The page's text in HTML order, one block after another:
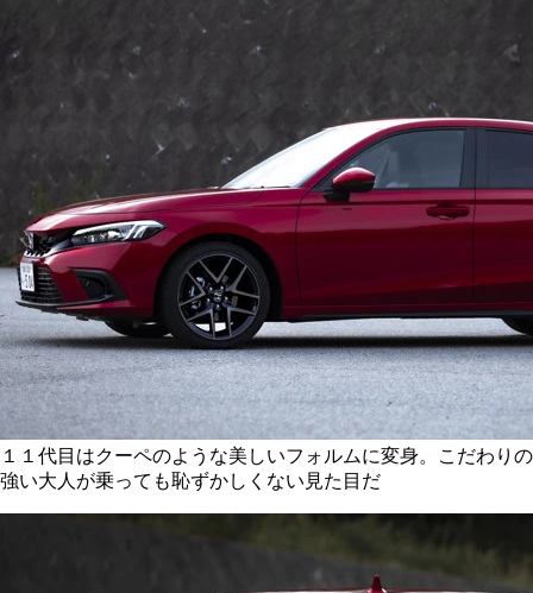
１１代目はクーペのような美しいフォルムに変身。こだわりの
強い大人が乗っても恥ずかしくない見た目だ